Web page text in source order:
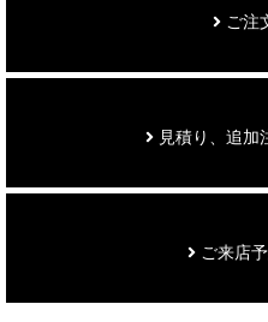
ご注
見積り、追加
ご来店